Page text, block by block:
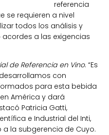
referencia
se requieren a nivel
todos los análisis y
a las exigencias
de Referencia en Vino. “Es
con
para esta bebida
América y dará
Patricia Gatti,
e Industrial del Inti,
la subgerencia de Cuyo.